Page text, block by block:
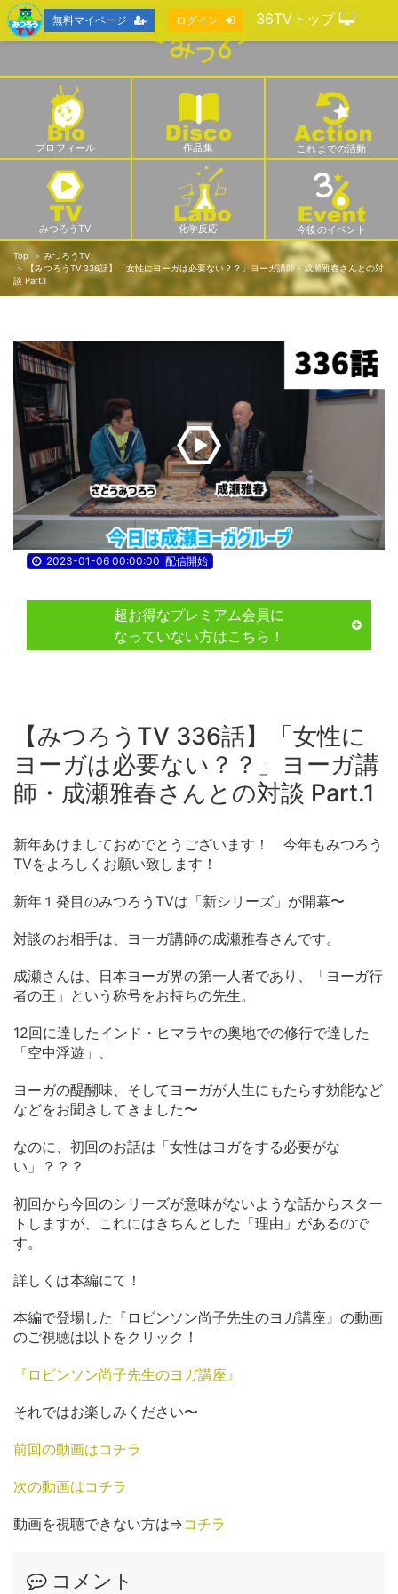
プロフィール 作品集 これまでの活動
みつろうTV 化学反応 今後のイベント
Top
みつろうTV
【みつろうTV 336話】「​​​​​​​女性にヨーガは必要ない？？」ヨーガ講師・成瀬雅春さんとの対
談 Part.1
Play
Video
2023-01-06 00:00:00 配信開始
超お得なプレミアム会員に
なっていない方はこちら！
【みつろうTV 336話】「​​​​​​​女性に
ヨーガは必要ない？？」ヨーガ講
師・成瀬雅春さんとの対談 Part.1
新年あけましておめでとうございます！ 今年もみつろう
TVをよろしくお願い致します！
新年１発目のみつろうTVは「新シリーズ」が開幕〜
対談のお相手は、ヨーガ講師の成瀬雅春さんです。
成瀬さんは、日本ヨーガ界の第一人者であり、「ヨーガ行
者の王」という称号をお持ちの先生。
12回に達したインド・ヒマラヤの奥地での修行で達した
「空中浮遊」、
ヨーガの醍醐味、そしてヨーガが人生にもたらす効能など
などをお聞きしてきました〜
なのに、初回のお話は「女性はヨガをする必要がな
い」？？？
初回から今回のシリーズが意味がないような話からスター
トしますが、これにはきちんとした「理由」があるので
す。
詳しくは本編にて！
本編で登場した『ロビンソン尚子先生のヨガ講座』の動画
のご視聴は以下をクリック！
『ロビンソン尚子先生のヨガ講座』
それではお楽しみください〜
前回の動画はコチラ
次の動画はコチラ
動画を視聴できない方は⇒コチラ
コメント
無料マイページ ログイン 36TVトップ